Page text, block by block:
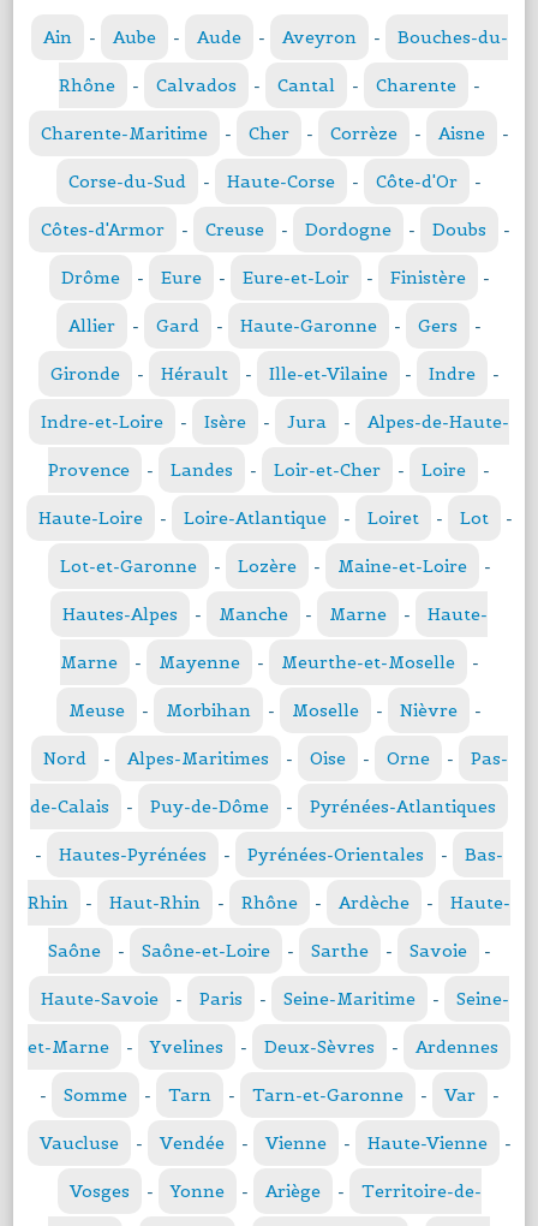
Ain - Aube - Aude - Aveyron - Bouches-du-
Rhône - Calvados - Cantal - Charente -
Charente-Maritime - Cher - Corrèze - Aisne -
Corse-du-Sud - Haute-Corse - Côte-d'Or -
Côtes-d'Armor - Creuse - Dordogne - Doubs -
Drôme - Eure - Eure-et-Loir - Finistère -
Allier - Gard - Haute-Garonne - Gers -
Gironde - Hérault - Ille-et-Vilaine - Indre -
Indre-et-Loire - Isère - Jura - Alpes-de-Haute-
Provence - Landes - Loir-et-Cher - Loire -
Haute-Loire - Loire-Atlantique - Loiret - Lot -
Lot-et-Garonne - Lozère - Maine-et-Loire -
Hautes-Alpes - Manche - Marne - Haute-
Marne - Mayenne - Meurthe-et-Moselle -
Meuse - Morbihan - Moselle - Nièvre -
Nord - Alpes-Maritimes - Oise - Orne - Pas-
de-Calais - Puy-de-Dôme - Pyrénées-Atlantiques
- Hautes-Pyrénées - Pyrénées-Orientales - Bas-
Rhin - Haut-Rhin - Rhône - Ardèche - Haute-
Saône - Saône-et-Loire - Sarthe - Savoie -
Haute-Savoie - Paris - Seine-Maritime - Seine-
et-Marne - Yvelines - Deux-Sèvres - Ardennes
- Somme - Tarn - Tarn-et-Garonne - Var -
Vaucluse - Vendée - Vienne - Haute-Vienne -
Vosges - Yonne - Ariège - Territoire-de-